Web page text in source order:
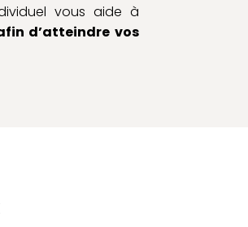
vous aide à
d’atteindre vos